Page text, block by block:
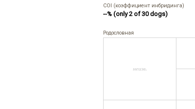
COI (коэффициент инбридинга)
--% (only 2 of 30 dogs)
Родословная
неизв.